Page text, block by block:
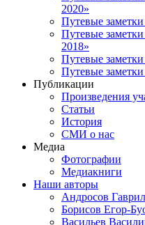
2020»
Путевые
Путевые
2018»
Путевые
Путевые
Публикации
Произведения
Статьи
История
СМИ о нас
Медиа
Фотографии
Медиакниги
Наши авторы
Андросов Гаврил
Борисов Егор-
Васильев